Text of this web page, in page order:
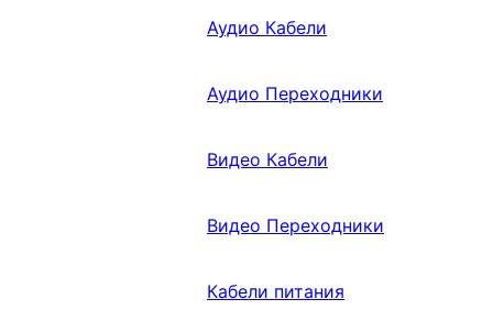
Аудио Кабели
Аудио Переходники
Видео Кабели
Видео Переходники
Кабели питания